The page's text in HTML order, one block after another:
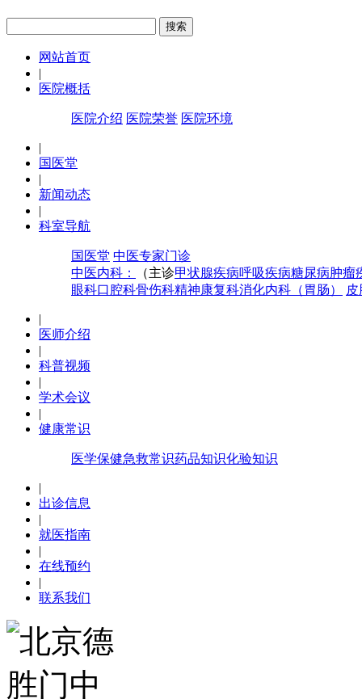
网站首页
|
医院概括
医院介绍 医院荣誉 医院环境
|
国医堂
|
新闻动态
|
科室导航
国医堂 中医专家门诊
中医内科：
（主诊甲状腺疾病呼吸疾病糖尿病肿瘤
眼科口腔科骨伤科精神康复科消化内科（胃肠） 皮
|
医师介绍
|
科普视频
|
学术会议
|
健康常识
医学保健急救常识药品知识化验知识
|
出诊信息
|
就医指南
|
在线预约
|
联系我们